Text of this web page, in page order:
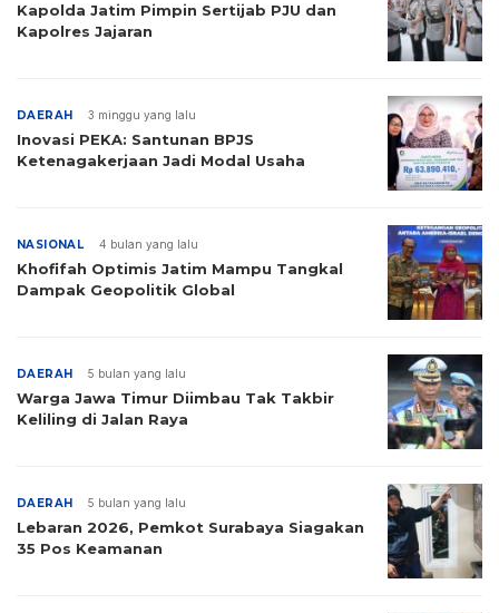
Kapolda Jatim Pimpin Sertijab PJU dan
Kapolres Jajaran
DAERAH 3 minggu yang lalu
Inovasi PEKA: Santunan BPJS
Ketenagakerjaan Jadi Modal Usaha
NASIONAL 4 bulan yang lalu
Khofifah Optimis Jatim Mampu Tangkal
Dampak Geopolitik Global
DAERAH 5 bulan yang lalu
Warga Jawa Timur Diimbau Tak Takbir
Keliling di Jalan Raya
DAERAH 5 bulan yang lalu
Lebaran 2026, Pemkot Surabaya Siagakan
35 Pos Keamanan